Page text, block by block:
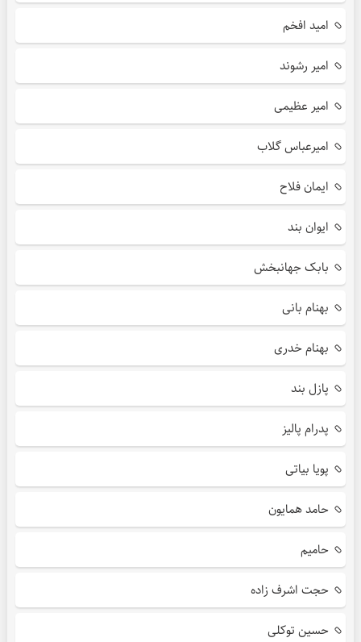
امید افخم
امیر رشوند
امیر عظیمی
امیرعباس گلاب
ایمان فلاح
ایوان بند
بابک جهانبخش
بهنام بانی
بهنام خدری
پازل بند
پدرام پالیز
پویا بیاتی
حامد همایون
حامیم
حجت اشرف زاده
حسین توکلی